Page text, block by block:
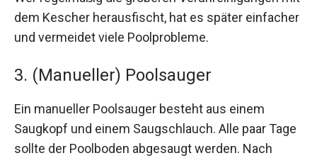
dem Kescher herausfischt, hat es später einfacher
und vermeidet viele Poolprobleme.
3. (Manueller) Poolsauger
Ein manueller Poolsauger besteht aus einem
Saugkopf und einem Saugschlauch. Alle paar Tage
sollte der Poolboden abgesaugt werden. Nach